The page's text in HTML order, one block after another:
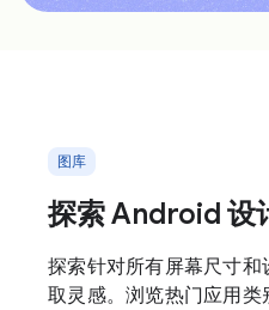
图库
探索 Android 设
探索针对所有屏幕尺寸
取灵感。浏览热门应用类